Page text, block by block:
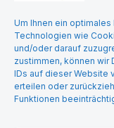
Um Ihnen ein
Technologien wie
und/oder darauf
zustimmen, können wir
IDs auf dieser Website
erteilen oder
Funktionen